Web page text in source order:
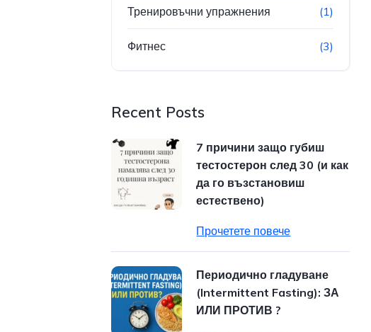
Тренировъчни упражнения (1)
Фитнес (3)
Recent Posts
7 причини защо губиш
тестостерон след 30 (и как
да го възстановиш
естествено)
Прочетете повече
Периодично гладуване
(Intermittent Fasting): ЗА
ИЛИ ПРОТИВ ?